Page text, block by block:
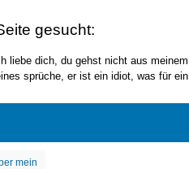
gesucht:
liebe dich, du gehst nicht aus meinem
sprüche, er ist ein idiot, was für ein